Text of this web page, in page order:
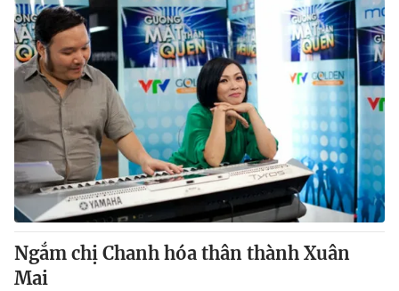
THỜI BÁO VTV
Theo dõi báo trên
Cơ quan chủ quản:Đài Truyền hình Việt Nam
Cơ quan báo chí:Thời báo VTV
Giấy phép hoạt động báo in và báo điện tử số 483/GP-BTTTT
cấp ngày 29/12/2023
Tổng Biên tập:Vũ Thanh Thủy
Phó Tổng Biên tập:Nguyễn Thị Mỹ Hạnh, Phạm Quốc Thắng,
Nguyễn Trọng Ninh
Ngắm chị Chanh hóa thân thành Xuân
Mai